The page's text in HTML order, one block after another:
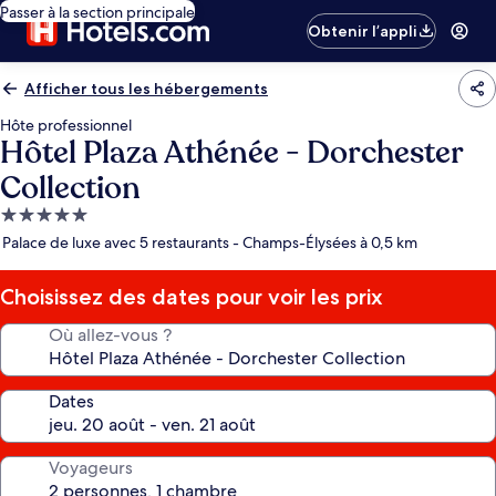
Passer à la section principale
Obtenir l’appli
Afficher tous les hébergements
Hôte professionnel
Hôtel Plaza Athénée - Dorchester
Collection
Hébergement
5.0 étoiles
Palace de luxe avec 5 restaurants - Champs-Élysées à 0,5 km
Choisissez des dates pour voir les prix
Où allez-vous ?
Dates
Voyageurs